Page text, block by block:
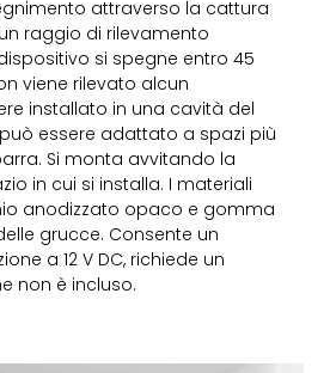
attraverso la cattura
raggio di rilevamento
si spegne entro 45
viene rilevato alcun
installato in una cavità del
essere adattato a spazi più
Si monta avvitando la
in cui si installa. I materiali
anodizzato opaco e gomma
grucce. Consente un
a 12 V DC, richiede un
non è incluso.